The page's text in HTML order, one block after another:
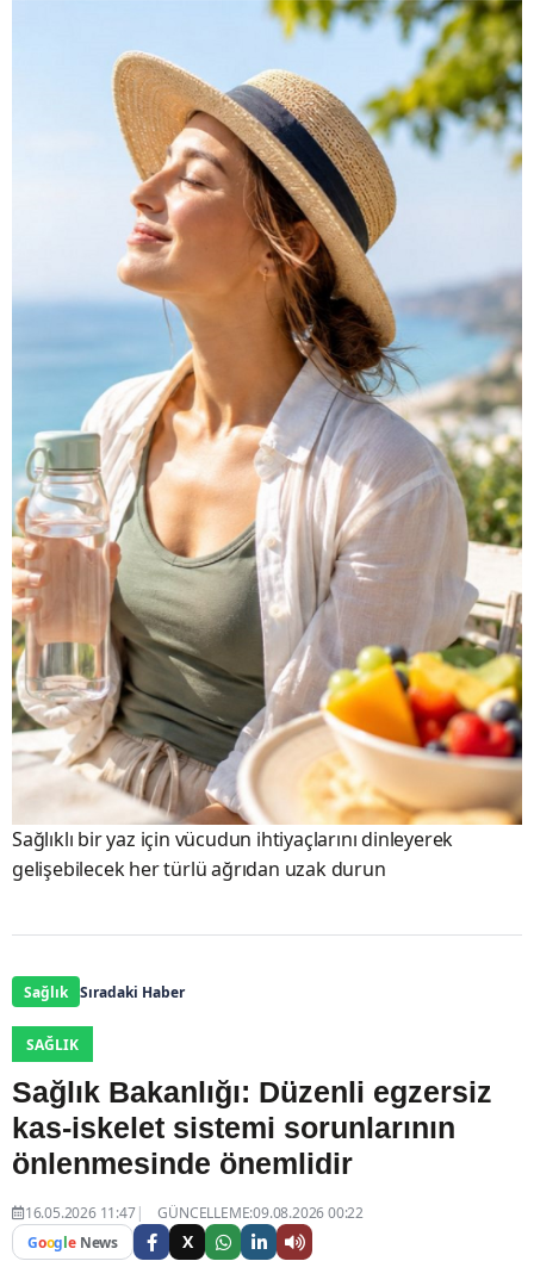
Sağlıklı bir yaz için vücudun ihtiyaçlarını dinleyerek
gelişebilecek her türlü ağrıdan uzak durun
Sağlık Sıradaki Haber
SAĞLIK
Sağlık Bakanlığı: Düzenli egzersiz
kas-iskelet sistemi sorunlarının
önlenmesinde önemlidir
16.05.2026 11:47
GÜNCELLEME:09.08.2026 00:22
Google News X